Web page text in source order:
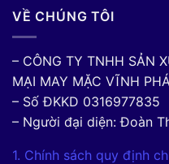
VỀ CHÚNG TÔI
– CÔNG TY TNHH SẢN
MẠI MAY MẶC VĨNH
– Số ĐKKD 0316977835
– Người đại diện: Đoàn
1. Chính sách quy định